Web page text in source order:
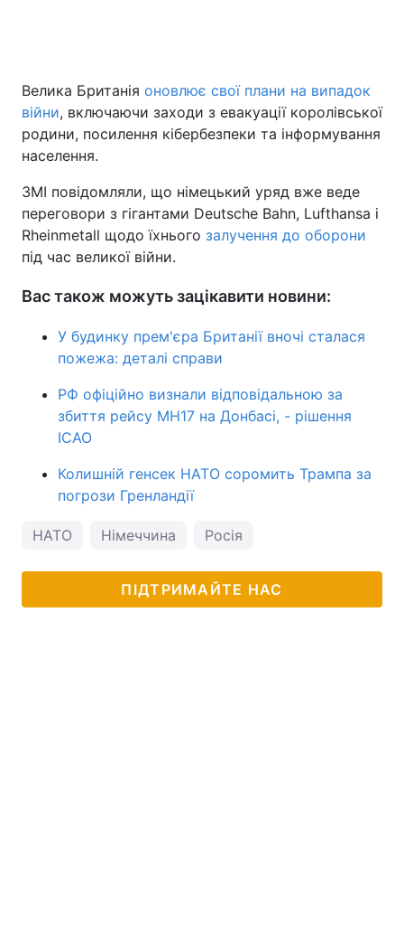
Велика Британія оновлює свої плани на випадок
війни, включаючи заходи з евакуації королівської
родини, посилення кібербезпеки та інформування
населення.
ЗМІ повідомляли, що німецький уряд вже веде
переговори з гігантами Deutsche Bahn, Lufthansa і
Rheinmetall щодо їхнього залучення до оборони
під час великої війни.
Вас також можуть зацікавити новини:
У будинку прем'єра Британії вночі сталася
пожежа: деталі справи
РФ офіційно визнали відповідальною за
збиття рейсу МН17 на Донбасі, - рішення
ICAO
Колишній генсек НАТО соромить Трампа за
погрози Гренландії
НАТО Німеччина Росія
ПІДТРИМАЙТЕ НАС